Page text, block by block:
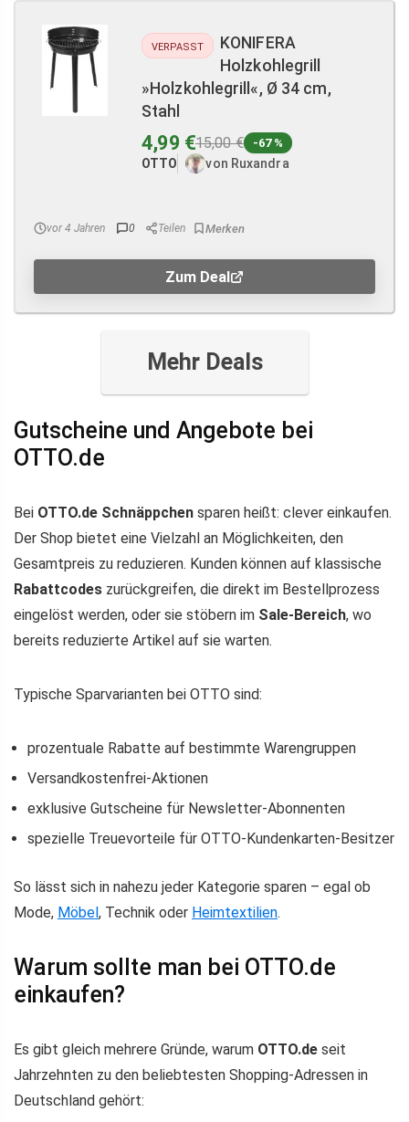
VERPASST
KONIFERA
Holzkohlegrill
»Holzkohlegrill«, Ø 34 cm,
Stahl
4,99 €15,00 € -67 %
OTTO von Ruxandra
vor 4 Jahren 0 Teilen
Zum Deal
Mehr Deals
Gutscheine und Angebote bei
OTTO.de
Bei OTTO.de Schnäppchen sparen heißt: clever einkaufen.
Der Shop bietet eine Vielzahl an Möglichkeiten, den
Gesamtpreis zu reduzieren. Kunden können auf klassische
Rabattcodes zurückgreifen, die direkt im Bestellprozess
eingelöst werden, oder sie stöbern im Sale-Bereich, wo
bereits reduzierte Artikel auf sie warten.
Typische Sparvarianten bei OTTO sind:
prozentuale Rabatte auf bestimmte Warengruppen
Versandkostenfrei-Aktionen
exklusive Gutscheine für Newsletter-Abonnenten
spezielle Treuevorteile für OTTO-Kundenkarten-Besitzer
So lässt sich in nahezu jeder Kategorie sparen – egal ob
Mode, Möbel, Technik oder Heimtextilien.
Warum sollte man bei OTTO.de
einkaufen?
Es gibt gleich mehrere Gründe, warum OTTO.de seit
Jahrzehnten zu den beliebtesten Shopping-Adressen in
Deutschland gehört: